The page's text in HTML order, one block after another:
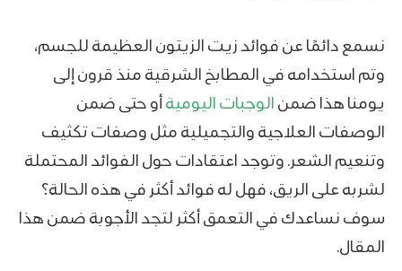
نسمع دائمًا عن فوائد زيت الزيتون العظيمة للجسم،
وتم استخدامه في المطابخ الشرقية منذ قرون إلى
يومنا هذا ضمن الوجبات اليوميةأو حتى ضمن
الوصفات العلاجية والتجميلية مثل وصفات تكثيف
وتنعيم الشعر. وتوجد اعتقادات حول الفوائد المحتملة
لشربه على الريق، فهل له فوائد أكثر في هذه الحالة؟
سوف نساعدك في التعمق أكثر لتجد الأجوبة ضمن هذا
المقال.